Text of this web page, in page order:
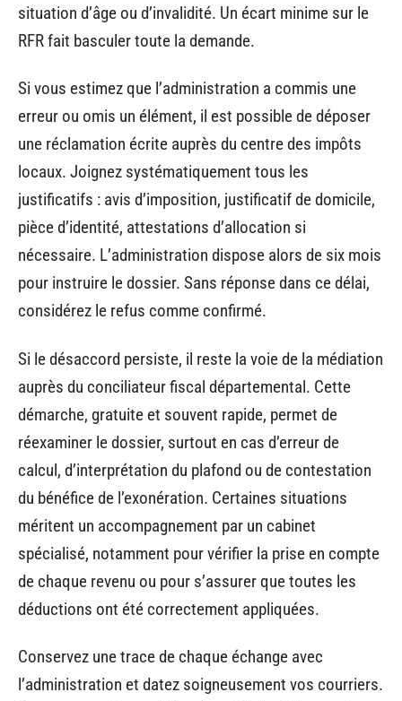
situation d’âge ou d’invalidité. Un écart minime sur le
RFR fait basculer toute la demande.
Si vous estimez que l’administration a commis une
erreur ou omis un élément, il est possible de déposer
une réclamation écrite auprès du centre des impôts
locaux. Joignez systématiquement tous les
justificatifs : avis d’imposition, justificatif de domicile,
pièce d’identité, attestations d’allocation si
nécessaire. L’administration dispose alors de six mois
pour instruire le dossier. Sans réponse dans ce délai,
considérez le refus comme confirmé.
Si le désaccord persiste, il reste la voie de la médiation
auprès du conciliateur fiscal départemental. Cette
démarche, gratuite et souvent rapide, permet de
réexaminer le dossier, surtout en cas d’erreur de
calcul, d’interprétation du plafond ou de contestation
du bénéfice de l’exonération. Certaines situations
méritent un accompagnement par un cabinet
spécialisé, notamment pour vérifier la prise en compte
de chaque revenu ou pour s’assurer que toutes les
déductions ont été correctement appliquées.
Conservez une trace de chaque échange avec
l’administration et datez soigneusement vos courriers.